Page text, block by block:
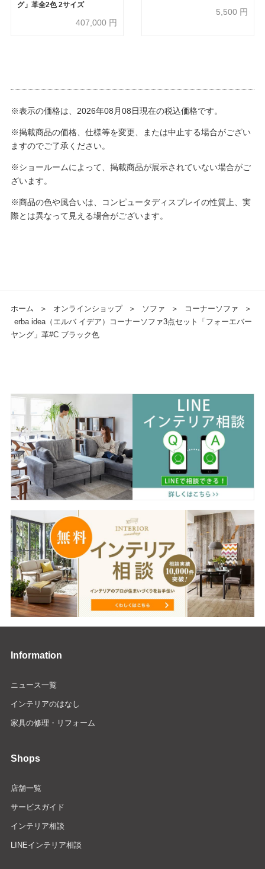
グ」革全2色 2サイズ
407,000 円
5,500 円
※表示の価格は、2026年08月08日現在の税込価格です。
※掲載商品の価格、仕様等を変更、または中止する場合がござい
ますのでご了承ください。
※ショールームによって、掲載商品が展示されていない場合がご
ざいます。
※商品の色や風合いは、コンピュータディスプレイの性質上、実
際とは異なって見える場合がございます。
ホーム ＞ オンラインショップ ＞ ソファ ＞ コーナーソファ
＞
erba idea（エルバ イデア）コーナーソファ3点セット「フォーエバー
ヤング」革#C ブラック色
Information
ニュース一覧
インテリアのはなし
家具の修理・リフォーム
Shops
店舗一覧
サービスガイド
インテリア相談
LINEインテリア相談